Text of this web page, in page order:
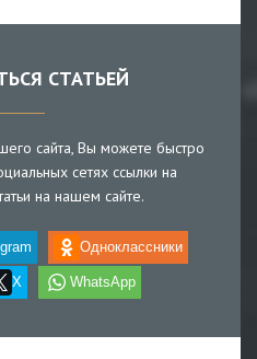
СТАТЬЕЙ
сайта, Вы можете быстро
сетях ссылки на
на нашем сайте.
Одноклассники
X WhatsApp